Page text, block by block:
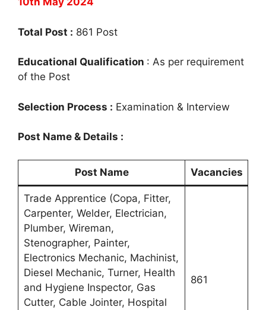
Total Post : 861 Post
Educational Qualification : As per requirement
of the Post
Selection Process : Examination & Interview
Post Name & Details :
Post Name Vacancies
Trade Apprentice (Copa, Fitter,
Carpenter, Welder, Electrician,
Plumber, Wireman,
Stenographer, Painter,
Electronics Mechanic, Machinist,
Diesel Mechanic, Turner, Health
and Hygiene Inspector, Gas
Cutter, Cable Jointer, Hospital
861